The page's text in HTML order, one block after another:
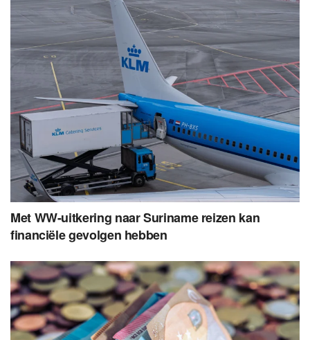
Met WW-uitkering naar Suriname reizen kan
financiële gevolgen hebben